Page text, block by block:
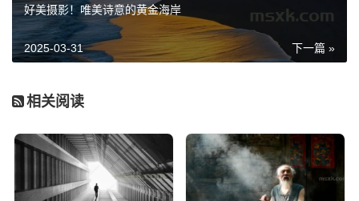
上图，对焦点对准了铁线缆上的两颗螺丝，顺着线缆的
方向构图拍摄，拍摄距离约为
0.4m，因此背景就自动虚化
了。拍摄手机：iphone6。
好美摄影！唯美诗意的黄金海岸
下一篇 »
2025-03-31
相关阅读